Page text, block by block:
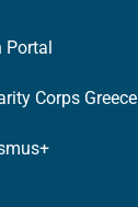
Portal
Corps Greece